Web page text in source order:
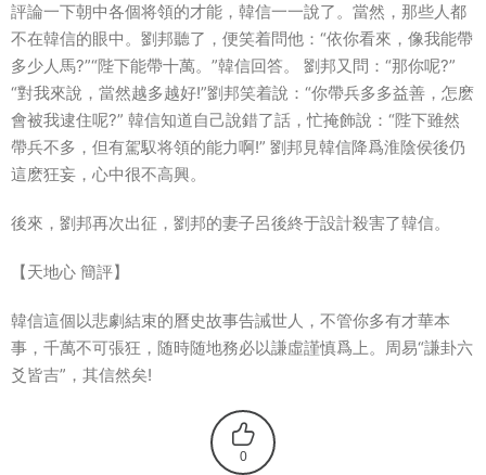
評論一下朝中各個将領的才能，韓信一一說了。當然，那些人都
不在韓信的眼中。劉邦聽了，便笑着問他：“依你看來，像我能帶
多少人馬?”“陛下能帶十萬。”韓信回答。 劉邦又問：“那你呢?”
“對我來說，當然越多越好!”劉邦笑着說：“你帶兵多多益善，怎麽
會被我逮住呢?” 韓信知道自己說錯了話，忙掩飾說：“陛下雖然
帶兵不多，但有駕馭将領的能力啊!” 劉邦見韓信降爲淮陰侯後仍
這麽狂妄，心中很不高興。
後來，劉邦再次出征，劉邦的妻子呂後終于設計殺害了韓信。
【天地心 簡評】
韓信這個以悲劇結束的曆史故事告誡世人，不管你多有才華本
事，千萬不可張狂，随時随地務必以謙虛謹慎爲上。周易“謙卦六
爻皆吉”，其信然矣!
0